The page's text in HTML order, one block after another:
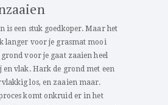
is een stuk goedkoper. Maar het
langer voor je grasmat mooi
voor je gaat zaaien heel
vlak. Hark de grond met een
los, en zaaien maar.
komt onkruid er in het